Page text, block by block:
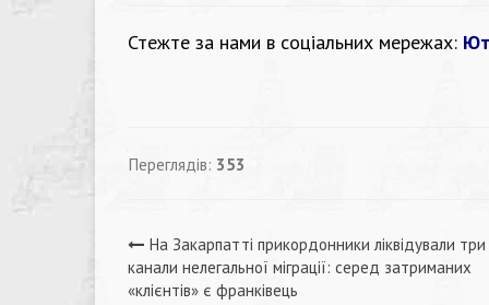
Стежте за нами в соціальних мережах:
Переглядів: 353
Навігація
На Закарпатті прикордонники ліквідували три
канали нелегальної міграції: серед затриманих
«клієнтів» є франківець